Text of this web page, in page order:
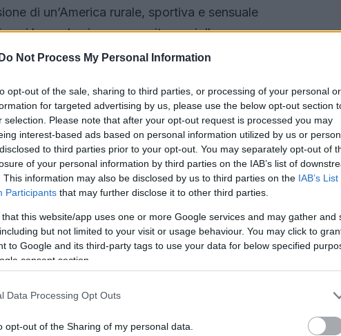
Do Not Process My Personal Information
opt-out of the sale, sharing to third parties, or processing of your personal or
for targeted advertising by us, please use the below opt-out section
selection. Please note that after your opt-out request is processed you may
interest-based ads based on personal information utilized by us or
to third parties prior to your opt-out. You may separately opt-out of
of your personal information by third parties on the IAB’s list of
This information may also be disclosed by us to third parties on the IAB’s
Participants that may further disclose it to other third parties.
that this website/app uses one or more Google services and may gather and
but not limited to your visit or usage behaviour. You may click to
to Google and its third-party tags to use your data for below specified
consent section.
Data Processing Opt Outs
opt-out of the Sharing of my personal data.
di un’America rurale, sportiva e sensuale
cui la moda viene percepita oggi. Il successo
e personale.